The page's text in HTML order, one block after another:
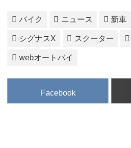
バイク ニュース 新車
シグナスX スクーター
webオートバイ
Facebook